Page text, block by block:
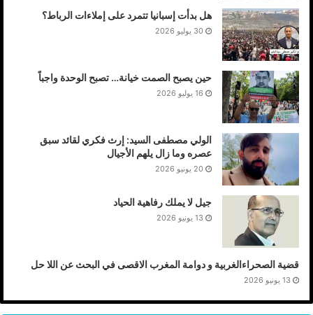
هل بدأت إسبانيا تتمرد على إملاءات الرباط؟
30 يوليو 2026
حين يصبح الصمت خيانة… تصبح الوحدة واجباً
16 يوليو 2026
الولي مصطفى السيد: إرث فكري لقائد سبق
عصره وما زال يلهم الأجيال
20 يونيو 2026
جيل لا يملك رفاهية الحياد
13 يونيو 2026
قضية الصحراءالغربية و دوامة المغرب الاقصى في البحث عن اللا حل
13 يونيو 2026